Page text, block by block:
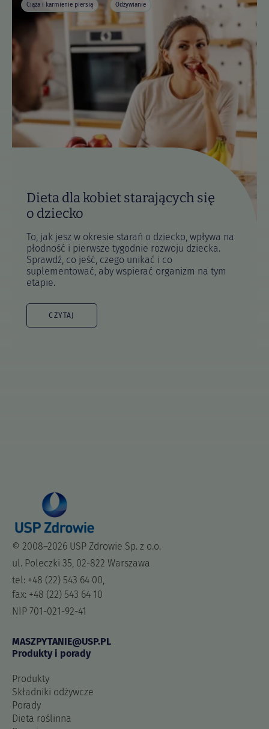
Ciąża i karmienie piersią Odżywianie
Dieta dla kobiet starających się
o dziecko
To, jak jesz w okresie starań o dziecko, wpływa na
płodność i pierwsze tygodnie rozwoju dziecka.
Sprawdź, co jeść, czego unikać i co
suplementować, aby wspierać organizm na tym
etapie.
CZYTAJ
© 2008–2026 USP Zdrowie Sp. z o.o.
ul. Poleczki 35, 02-822 Warszawa
tel: +48 (22) 543 64 00,
fax: +48 (22) 543 64 10
NIP 701-021-92-41
MASZPYTANIE@USP.PL
Produkty i porady
Produkty
Składniki odżywcze
Porady
Dieta roślinna